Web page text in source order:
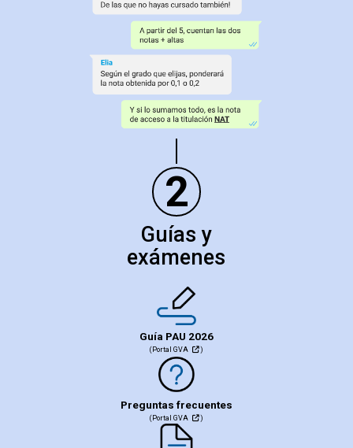
2
Guías y
exámenes
Guía PAU 2026
(Portal GVA )
Preguntas frecuentes
(Portal GVA )